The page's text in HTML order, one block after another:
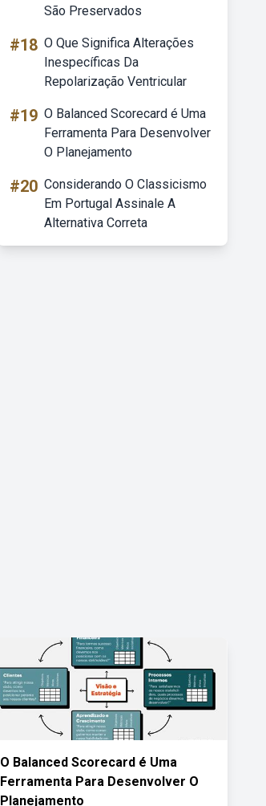
São Preservados
#18 O Que Significa Alterações
Inespecíficas Da
Repolarização Ventricular
#19 O Balanced Scorecard é Uma
Ferramenta Para Desenvolver
O Planejamento
#20 Considerando O Classicismo
Em Portugal Assinale A
Alternativa Correta
O Balanced Scorecard é Uma
Ferramenta Para Desenvolver O
Planejamento